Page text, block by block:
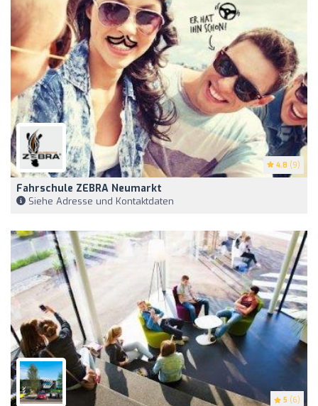
4.8 (9)
Fahrschule ZEBRA Neumarkt
Siehe Adresse und Kontaktdaten
5 (6)